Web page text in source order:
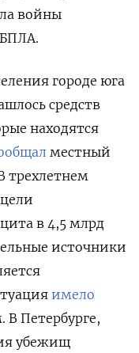
войны
городе юга
средств
находятся
местный
трехлетнем
в 4,5 млрд
источники
имело
В Петербурге,
убежищ